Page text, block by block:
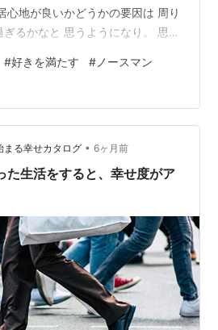
心地が良いかどうかの要因は 周り
るかなと 思うようになり。 思
分が心地良いと思えばいいんだ！
くても。 心地良いと感じることは
そも言葉からして、 居心地が良
両方あるのに対して。 心地良いは
はあまり言わないかなと。 自分が
#好きを満たす # ノースマン
まる幸せカタログ • 6ヶ月前
た生活をすると、幸せ度がア